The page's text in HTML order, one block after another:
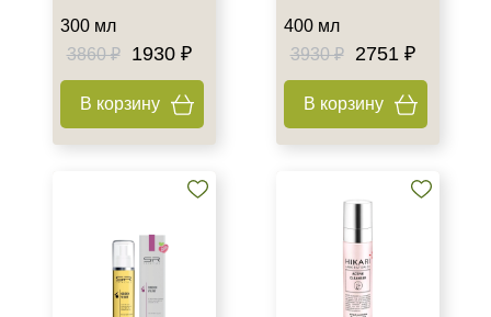
Для женщин
Процедура
Демакияж
Форма выпуска
300 мл
3860 ₽
1930 ₽
В корзину
400 мл
3930 ₽
2751 ₽
В корзину